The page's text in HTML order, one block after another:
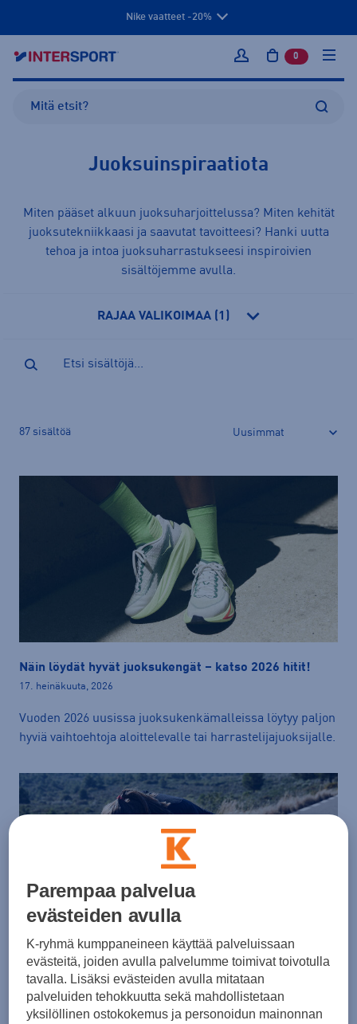
Nike vaatteet -20%
Kirjaudu sisään
0 tuotetta
Juoksuinspiraatiota
Miten pääset alkuun juoksuharjoittelussa? Miten kehität
juoksutekniikkaasi ja saavutat tavoitteesi? Hanki uutta
tehoa ja intoa juoksuharrastukseesi inspiroivien
sisältöjemme avulla.
Näin löydät hyvät juoksukengät – katso 2026 hitit!
17. heinäkuuta, 2026
Vuoden 2026 uusissa juoksukenkämalleissa löytyy paljon
hyviä vaihtoehtoja aloittelevalle tai harrastelijajuoksijalle.
Haussa hyvä juoksuvauhti? Tunne eri sykealueet
14. heinäkuuta, 2026
Lue, mitä ovat eri sykealueet, niin saat enemmän irti
RAJAA VALIKOIMAA (1)
87 sisältöä
Parempaa palvelua
evästeiden avulla
K-ryhmä kumppaneineen käyttää palveluissaan
evästeitä, joiden avulla palvelumme toimivat toivotulla
tavalla. Lisäksi evästeiden avulla mitataan
palveluiden tehokkuutta sekä mahdollistetaan
yksilöllinen ostokokemus ja personoidun mainonnan